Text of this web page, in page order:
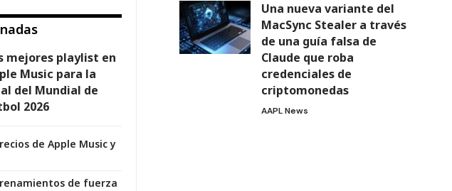
mejores playlist en
Music para la
del Mundial de
2026
de Apple Music y
de fuerza
Una nueva variante del
MacSync Stealer a través
de una guía falsa de
Claude que roba
credenciales de
criptomonedas
AAPL News